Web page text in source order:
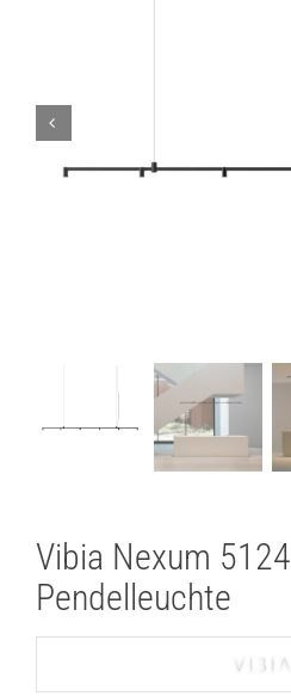
Lichtplanung
Referenzen
Vibia Nexum 5124
Pendelleuchte